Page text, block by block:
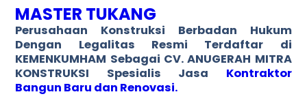
MASTER TUKANG
Perusahaan Konstruksi Berbadan Hukum
Dengan Legalitas Resmi Terdaftar di
KEMENKUMHAM Sebagai CV. ANUGERAH MITRA
KONSTRUKSI Spesialis Jasa Kontraktor
Bangun Baru dan Renovasi.